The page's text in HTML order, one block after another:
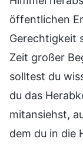
öffentlichen
Gerechtigkeit
Zeit großer
solltest du
du das
mitansiehst,
dem du in die